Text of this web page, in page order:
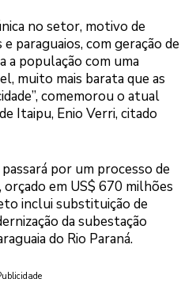
no setor, motivo de
paraguaios, com geração de
a população com uma
muito mais barata que as
comemorou o atual
Itaipu, Enio Verri, citado
por um processo de
em US$ 670 milhões
inclui substituição de
da subestação
do Rio Paraná.